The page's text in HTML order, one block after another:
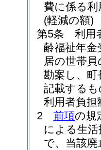
費に係る
(軽減の額)
第5条
利用
齢福祉年金
居の世帯
勘案し、
記載する
利用者負
2
前項の規
による生
で、当該